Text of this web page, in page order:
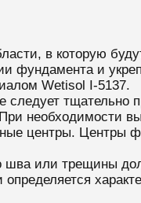
в которую
фундамента и
Wetisol I-5137.
следует
необходимости
центры. Центры
шва или трещины